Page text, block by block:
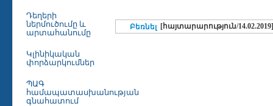
Դեղերի
ներմուծումը և
արտահանումը
Կլինիկական
փորձարկումներ
ՊԱԳ
համապատասխանության
գնահատում
Բեռնել [հայտարարություն/